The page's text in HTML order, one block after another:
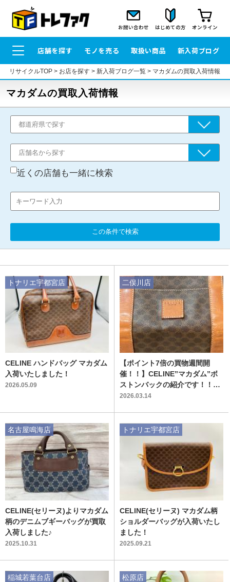
お問い合わせ はじめての方 オンライン
店舗を探す モノを売る 取扱い商品 新入荷ブログ
リサイクルTOP> お店を探す> 新入荷ブログ一覧> マカダムの買取入荷情報
マカダムの買取入荷情報
近くの店舗も一緒に検索
この条件で検索
CELINE ハンドバッグ マカダム
入荷いたしました！
2026.05.09
トナリエ宇都宮店
【ポイント7倍の買物週間開
催！！】CELINE”マカダム”ボ
ストンバックの紹介です！！！
ご来店お待ちしております！！
2026.03.14
二俣川店
CELINE(セリーヌ)よりマカダム
柄のデニムブギーバッグが買取
入荷しました♪
2025.10.31
名古屋鳴海店
CELINE(セリーヌ) マカダム柄
ショルダーバッグが入荷いたし
ました！
2025.09.21
トナリエ宇都宮店
稲城若葉台店 松原店